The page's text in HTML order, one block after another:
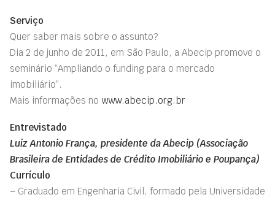
Serviço
Quer saber mais sobre o assunto?
Dia 2 de junho de 2011, em São Paulo, a Abecip promove o
seminário “Ampliando o funding para o mercado
imobiliário”.
Mais informações no www.abecip.org.br
Entrevistado
Luiz Antonio França, presidente da Abecip (Associação
Brasileira de Entidades de Crédito Imobiliário e Poupança)
Currículo
– Graduado em Engenharia Civil, formado pela Universidade